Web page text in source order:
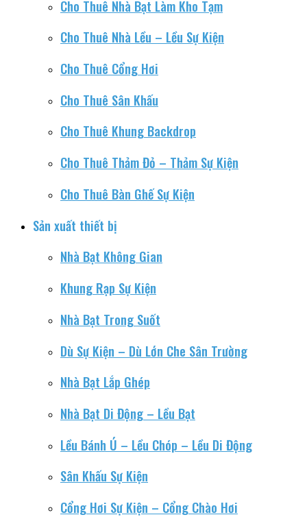
Cho Thuê Nhà Bạt Làm Kho Tạm
Cho Thuê Nhà Lều – Lều Sự Kiện
Cho Thuê Cổng Hơi
Cho Thuê Sân Khấu
Cho Thuê Khung Backdrop
Cho Thuê Thảm Đỏ – Thảm Sự Kiện
Cho Thuê Bàn Ghế Sự Kiện
Sản xuất thiết bị
Nhà Bạt Không Gian
Khung Rạp Sự Kiện
Nhà Bạt Trong Suốt
Dù Sự Kiện – Dù Lớn Che Sân Trường
Nhà Bạt Lắp Ghép
Nhà Bạt Di Động – Lều Bạt
Lều Bánh Ú – Lều Chóp – Lều Di Động
Sân Khấu Sự Kiện
Cổng Hơi Sự Kiện – Cổng Chào Hơi